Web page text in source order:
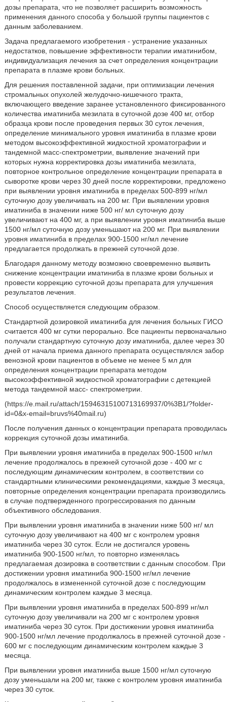
дозы препарата, что не позволяет расширить возможность
применения данного способа у большой группы пациентов с
данным заболеванием.
Задача предлагаемого изобретения - устранение указанных
недостатков, повышение эффективности терапии иматинибом,
индивидуализация лечения за счет определения концентрации
препарата в плазме крови больных.
Для решения поставленной задачи, при оптимизации лечения
стромальных опухолей желудочно-кишечного тракта,
включающего введение заранее установленного фиксированного
количества иматиниба мезилата в суточной дозе 400 мг, отбор
образца крови после проведения первых 30 суток лечения,
определение минимального уровня иматиниба в плазме крови
методом высокоэффективной жидкостной хроматографии и
тандемной масс-спектрометрии, выявление значений при
которых нужна корректировка дозы иматиниба мезилата,
повторное контрольное определение концентрации препарата в
сыворотке крови через 30 дней после корректировки, предложено
при выявлении уровня иматиниба в пределах 500-899 нг/мл
суточную дозу увеличивать на 200 мг. При выявлении уровня
иматиниба в значении ниже 500 нг/ мл суточную дозу
увеличивают на 400 мг, а при выявлении уровня иматиниба выше
1500 нг/мл суточную дозу уменьшают на 200 мг. При выявлении
уровня иматиниба в пределах 900-1500 нг/мл лечение
предлагается продолжать в прежней суточной дозе.
Благодаря данному методу возможно своевременно выявить
снижение концентрации иматиниба в плазме крови больных и
провести коррекцию суточной дозы препарата для улучшения
результатов лечения.
Способ осуществляется следующим образом.
Стандартной дозировкой иматиниба для лечения больных ГИСО
считается 400 мг сутки перорально. Все пациенты первоначально
получали стандартную суточную дозу иматиниба, далее через 30
дней от начала приема данного препарата осуществлялся забор
венозной крови пациентов в объеме не менее 5 мл для
определения концентрации препарата методом
высокоэффективной жидкостной хроматографии с детекцией
метода тандемной масс- спектрометрии.
(https://e.mail.ru/attach/15946315100713169937/0%3В1/?folder-
id=0&x-email=bruvs%40mail.ru)
После получения данных о концентрации препарата проводилась
коррекция суточной дозы иматиниба.
При выявлении уровня иматиниба в пределах 900-1500 нг/мл
лечение продолжалось в прежней суточной дозе - 400 мг с
последующим динамическим контролем, в соответствии со
стандартными клиническими рекомендациями, каждые 3 месяца,
повторные определения концентрации препарата производились
в случае подтвержденного прогрессирования по данным
объективного обследования.
При выявлении уровня иматиниба в значении ниже 500 нг/ мл
суточную дозу увеличивают на 400 мг с контролем уровня
иматиниба через 30 суток. Если не достигался уровень
иматиниба 900-1500 нг/мл, то повторно изменялась
предлагаемая дозировка в соответствии с данным способом. При
достижении уровня иматиниба 900-1500 нг/мл лечение
продолжалось в измененной суточной дозе с последующим
динамическим контролем каждые 3 месяца.
При выявлении уровня иматиниба в пределах 500-899 нг/мл
суточную дозу увеличивали на 200 мг с контролем уровня
иматиниба через 30 суток. При достижении уровня иматиниба
900-1500 нг/мл лечение продолжалось в прежней суточной дозе -
600 мг с последующим динамическим контролем каждые 3
месяца.
При выявлении уровня иматиниба выше 1500 нг/мл суточную
дозу уменьшали на 200 мг, также с контролем уровня иматиниба
через 30 суток.